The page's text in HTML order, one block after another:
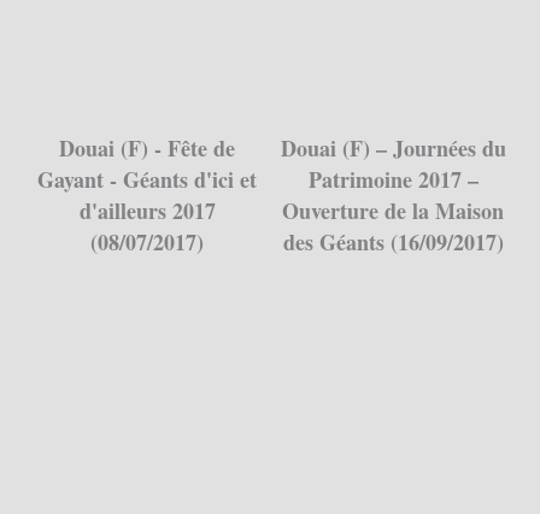
Douai (F) - Fête de
Gayant - Géants d'ici et
d'ailleurs 2017
(08/07/2017)
Douai (F) – Journées du
Patrimoine 2017 –
Ouverture de la Maison
des Géants (16/09/2017)